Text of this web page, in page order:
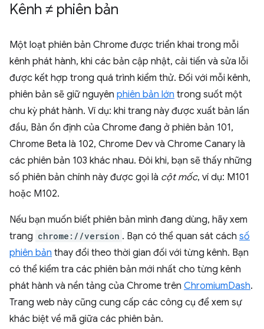
Kênh ≠ phiên bản
Một loạt phiên bản Chrome được triển khai trong mỗi
kênh phát hành, khi các bản cập nhật, cải tiến và sửa lỗi
được kết hợp trong quá trình kiểm thử. Đối với mỗi kênh,
phiên bản sẽ giữ nguyên phiên bản lớn trong suốt một
chu kỳ phát hành. Ví dụ: khi trang này được xuất bản lần
đầu, Bản ổn định của Chrome đang ở phiên bản 101,
Chrome Beta là 102, Chrome Dev và Chrome Canary là
các phiên bản 103 khác nhau. Đôi khi, bạn sẽ thấy những
số phiên bản chính này được gọi là cột mốc, ví dụ: M101
hoặc M102.
Nếu bạn muốn biết phiên bản mình đang dùng, hãy xem
trang chrome://version . Bạn có thể quan sát cách số
phiên bản thay đổi theo thời gian đối với từng kênh. Bạn
có thể kiểm tra các phiên bản mới nhất cho từng kênh
phát hành và nền tảng của Chrome trên ChromiumDash.
Trang web này cũng cung cấp các công cụ để xem sự
khác biệt về mã giữa các phiên bản.